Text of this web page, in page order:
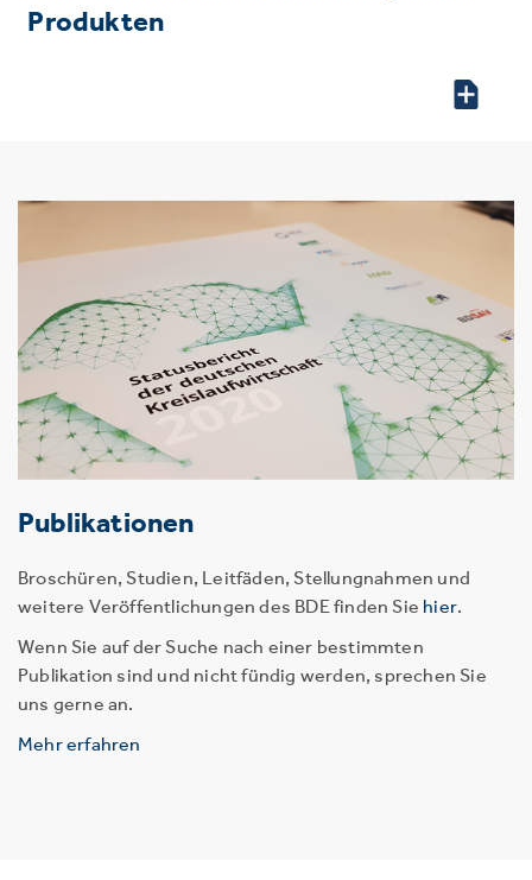
Produkten
Publikationen
Broschüren, Studien, Leitfäden, Stellungnahmen und
weitere Veröffentlichungen des BDE finden Sie hier.
Wenn Sie auf der Suche nach einer bestimmten
Publikation sind und nicht fündig werden, sprechen Sie
uns gerne an.
Mehr erfahren